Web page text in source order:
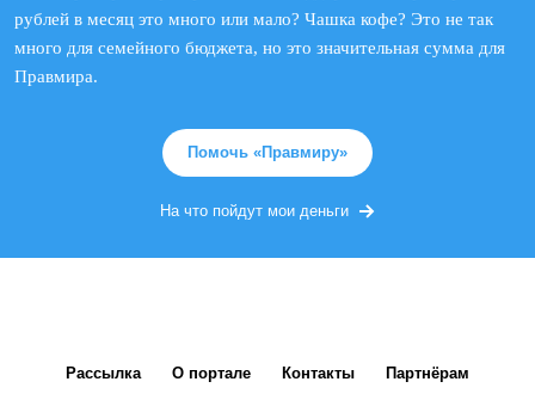
рублей в месяц это много или мало? Чашка кофе? Это не так
много для семейного бюджета, но это значительная сумма для
Правмира.
Помочь «Правмиру»
На что пойдут мои деньги
Рассылка О портале Контакты Партнёрам